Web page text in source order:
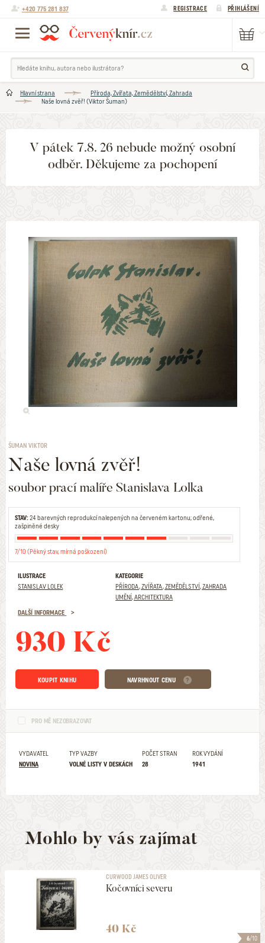
+420 775 281 837 REGISTRACE PŘIHLÁŠENÍ
Hlavní strana
Příroda, Zvířata, Zemědělství, Zahrada
Naše lovná zvěř! (Viktor Šuman)
V pátek 7.8. 26 nebude možný osobní
odběr. Děkujeme za pochopení
ŠUMAN VIKTOR
Naše lovná zvěř!
soubor prací malíře Stanislava Lolka
STAV:24 barevných reprodukcí nalepených na červeném kartonu; odřené,
zašpiněné desky
7/10 (Pěkný stav, mírná poškození)
ILUSTRACE
STANISLAV LOLEK
KATEGORIE
PŘÍRODA, ZVÍŘATA, ZEMĚDĚLSTVÍ, ZAHRADA
UMĚNÍ, ARCHITEKTURA
DALŠÍ INFORMACE
930 Kč
KOUPIT KNIHU NAVRHNOUT CENU
PRO MĚ NEZOBRAZOVAT
VYDAVATEL
NOVINA
TYP VAZBY
VOLNÉ LISTY V DESKÁCH
POČET STRAN
28
ROK VYDÁNÍ
1941
Mohlo by vás zajímat
6/10
CURWOOD JAMES OLIVER
Kočovníci severu
40 Kč